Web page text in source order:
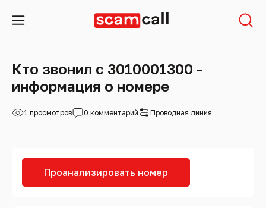
Кто звонил с 3010001300 -
информация о номере
1 просмотров 0 комментарий Проводная линия
Проанализировать номер